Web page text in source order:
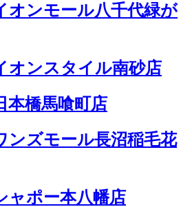
オンモール八千代緑が
オンスタイル南砂店
本橋馬喰町店
ンズモール長沼稲毛花
ャポー本八幡店